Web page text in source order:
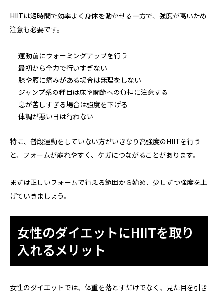
HIITは短時間で効率よく身体を動かせる一方で、強度が高いため
注意も必要です。
運動前にウォーミングアップを行う
最初から全力で行いすぎない
膝や腰に痛みがある場合は無理をしない
ジャンプ系の種目は床や関節への負担に注意する
息が苦しすぎる場合は強度を下げる
体調が悪い日は行わない
特に、普段運動をしていない方がいきなり高強度のHIITを行う
と、フォームが崩れやすく、ケガにつながることがあります。
まずは正しいフォームで行える範囲から始め、少しずつ強度を上
げていきましょう。
女性のダイエットにHIITを取り
入れるメリット
女性のダイエットでは、体重を落とすだけでなく、見た目を引き